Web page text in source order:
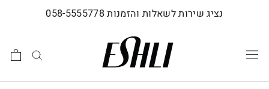
נציג שירות לשאלות והזמנות 058-5555778